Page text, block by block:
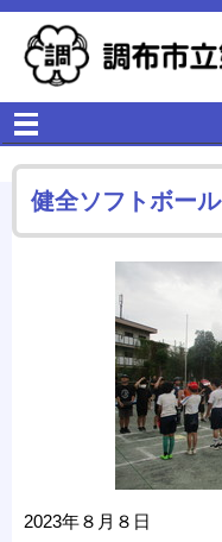
健全ソフトボール
2023年８月８日